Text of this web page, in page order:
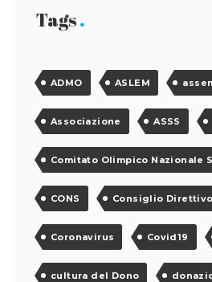
Tags
ADMO ASLEM
Associazione ASSS
Comitato Olimpico Nazionale
CONS Consiglio Direttivo
Coronavirus Covid19
cultura del Dono